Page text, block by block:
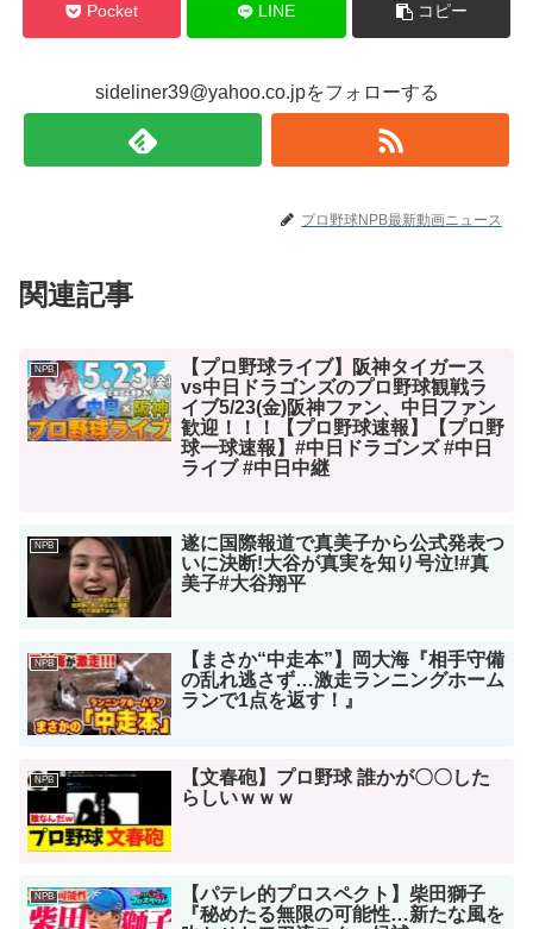
Pocket LINE コピー
sideliner39@yahoo.co.jpをフォローする
プロ野球NPB最新動画ニュース
関連記事
NPB
【プロ野球ライブ】阪神タイガース
vs中日ドラゴンズのプロ野球観戦ラ
イブ5/23(金)阪神ファン、中日ファン
歓迎！！！【プロ野球速報】【プロ野
球一球速報】#中日ドラゴンズ #中日
ライブ #中日中継
NPB
遂に国際報道で真美子から公式発表つ
いに決断!大谷が真実を知り号泣!#真
美子#大谷翔平
NPB
【まさか“中走本”】岡大海『相手守備
の乱れ逃さず…激走ランニングホーム
ランで1点を返す！』
NPB
【文春砲】プロ野球 誰かが〇〇した
らしいｗｗｗ
NPB
【パテレ的プロスペクト】柴田獅子
『秘めたる無限の可能性…新たな風を